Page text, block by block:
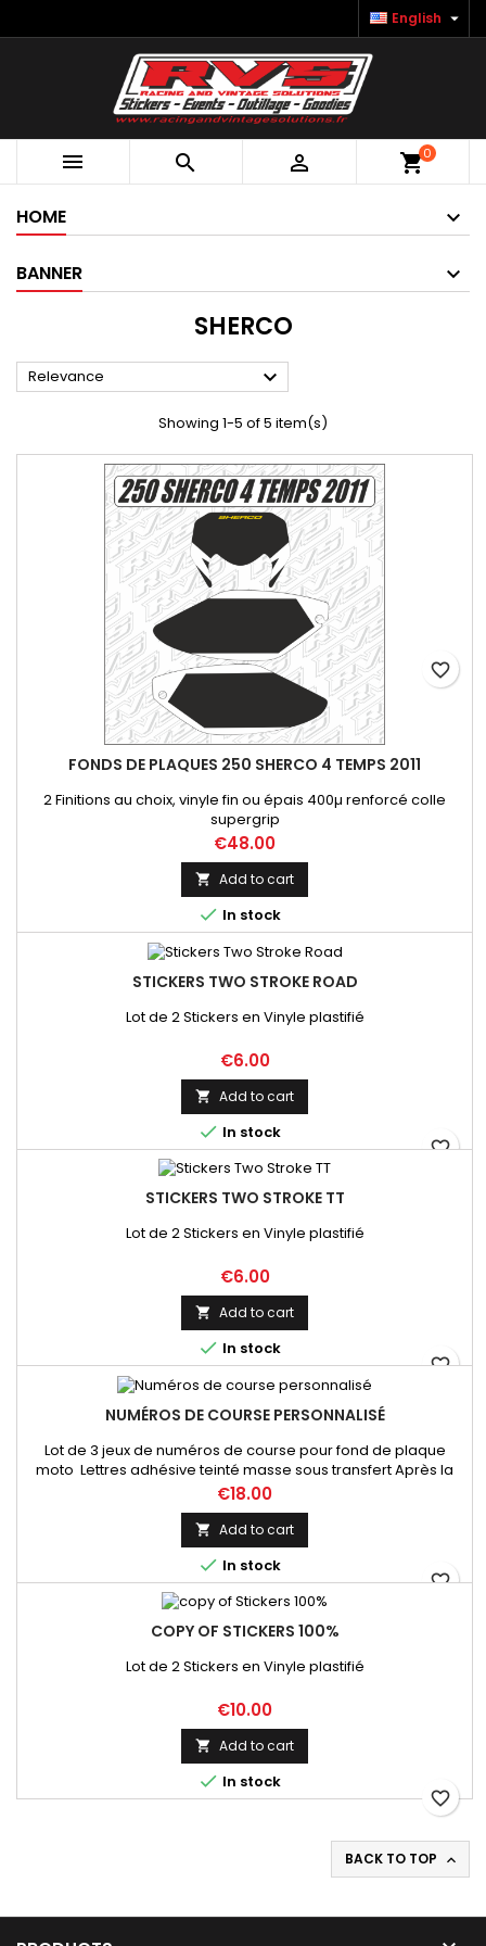
English 
   shopping_cart0
HOME
BANNER
SHERCO
Relevance 
Showing 1-5 of 5 item(s)
FONDS DE PLAQUES 250 SHERCO 4 TEMPS 2011
2 Finitions au choix, vinyle fin ou épais 400µ renforcé colle
supergrip
Price
€48.00
 Add to cart
 In stock
favorite_border
STICKERS TWO STROKE ROAD
Lot de 2 Stickers en Vinyle plastifié
Price
€6.00
 Add to cart
 In stock
favorite_border
STICKERS TWO STROKE TT
Lot de 2 Stickers en Vinyle plastifié
Price
€6.00
 Add to cart
 In stock
favorite_border
NUMÉROS DE COURSE PERSONNALISÉ
Lot de 3 jeux de numéros de course pour fond de plaque
moto Lettres adhésive teinté masse sous transfert Après la
commande, envoyez nous un mail afin de valider les
numéros, couleur et dimensions . Vous recevrez une
maquette de validation qui précèdera l'envoi
Price
€18.00
 Add to cart
 In stock
favorite_border
COPY OF STICKERS 100%
Lot de 2 Stickers en Vinyle plastifié
Price
€10.00
 Add to cart
 In stock
favorite_border
BACK TO TOP 